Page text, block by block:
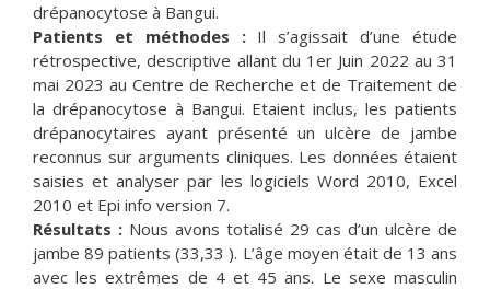
drépanocytose à Bangui.
Patients et méthodes :Il s’agissait d’une étude
rétrospective, descriptive allant du 1er Juin 2022 au 31
mai 2023 au Centre de Recherche et de Traitement de
la drépanocytose à Bangui. Etaient inclus, les patients
drépanocytaires ayant présenté un ulcère de jambe
reconnus sur arguments cliniques. Les données étaient
saisies et analyser par les logiciels Word 2010, Excel
2010 et Epi info version 7.
Résultats : Nous avons totalisé 29 cas d’un ulcère de
jambe 89 patients (33,33 ). L’âge moyen était de 13 ans
avec les extrêmes de 4 et 45 ans. Le sexe masculin